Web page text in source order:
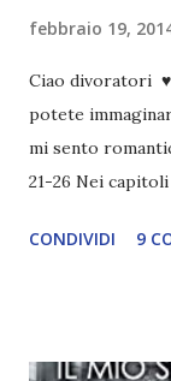
febbraio 19,
Ciao divoratori
potete
mi sento
21-26 Nei
incontrano e
CONDIVIDI 9